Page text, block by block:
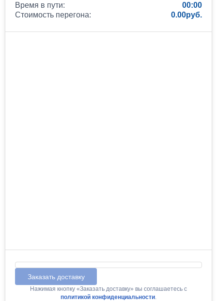
Время в пути:
00:00
Стоимость перегона:
0.00
Заказать доставку
Нажимая кнопку «Заказать доставку» вы соглашаетесь с
политикой конфиденциальности.